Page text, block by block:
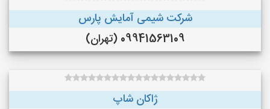
شرکت شیمی آمایش پارس
09941563109 (تهران)
ژاکان شاپ